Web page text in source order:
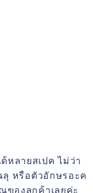
หลายสเปค ไม่ว่า
ลุ หรือตัวอักษรอะค
องลูกค้าเลยค่ะ